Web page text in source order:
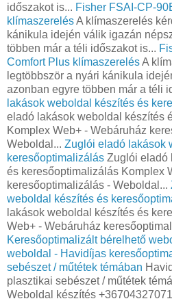
időszakot is... Fisher FSAI-CP-
klímaszerelésA klímaszerelés
kánikula idején válik igazán
többen már a téli időszakot is...
Comfort Plus klímaszerelésA
legtöbbször a nyári kánikula
azonban egyre többen már a téli
lakások weboldal készítés és
eladó lakások weboldal készítés
Komplex Web+ - Webáruház
Weboldal... Zuglói eladó lakások
keresőoptimalizálás Zuglói eladó
és keresőoptimalizálás Komplex
keresőoptimalizálás - Weboldal...
weboldal készítés és
lakások weboldal készítés és
Web+ - Webáruház
Keresőoptimalizált bérelhető
weboldal - Havidíjas
sebészet / műtétek témában
plasztikai sebészet / műtétek
Weboldal készítés